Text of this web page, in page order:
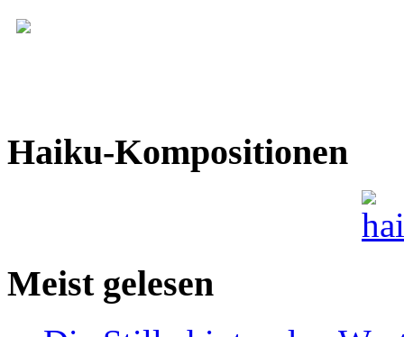
Haiku-Kompositionen
Meist gelesen